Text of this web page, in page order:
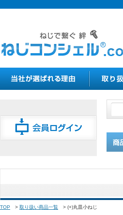
TOP > 取り扱い商品一覧 > (+)丸皿小ねじ